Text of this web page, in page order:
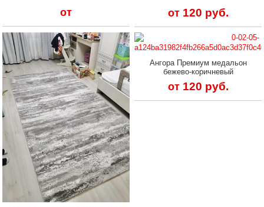
от от 120 руб.
Ангора Премиум медальон
бежево-коричневый
от 120 руб.